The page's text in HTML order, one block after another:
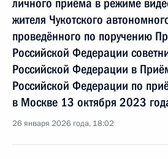
личного приёма в режиме
жителя Чукотского
проведённого по поручению
Российской Федерации
Российской Федерации в
Российской Федерации по
в Москве 13 октября 2023
26 января 2026 года, 18:02